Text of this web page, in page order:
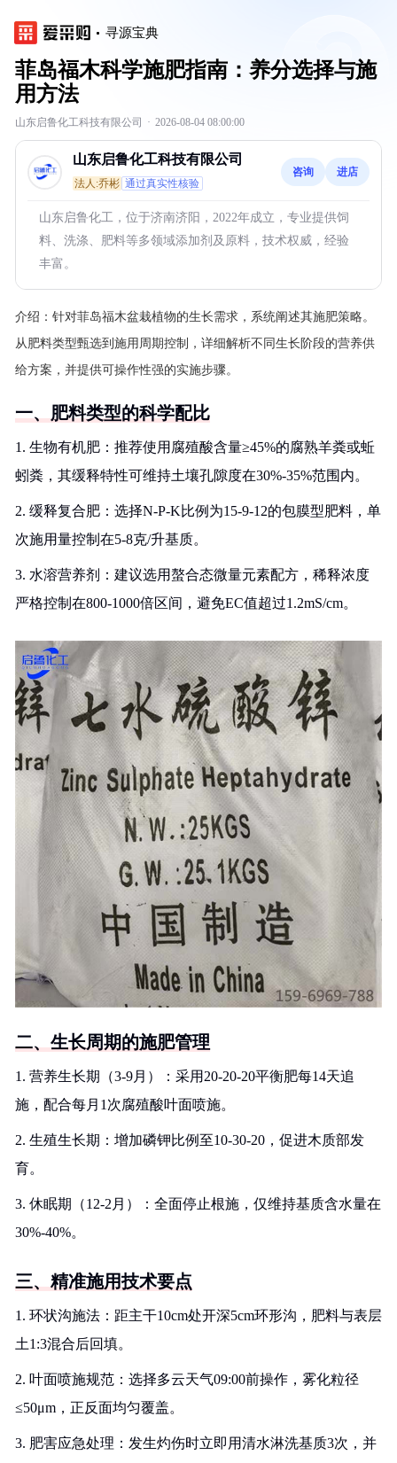
寻源宝典
菲岛福木科学施肥指南：养分选择与施
用方法
山东启鲁化工科技有限公司 · 2026-08-04 08:00:00
山东启鲁化工科技有限公司
法人:乔彬 通过真实性核验
咨询 进店
山东启鲁化工，位于济南济阳，2022年成立，专业提供饲
料、洗涤、肥料等多领域添加剂及原料，技术权威，经验
丰富。
介绍： 针对菲岛福木盆栽植物的生长需求，系统阐述其施肥策略。
从肥料类型甄选到施用周期控制，详细解析不同生长阶段的营养供
给方案，并提供可操作性强的实施步骤。
一、肥料类型的科学配比
1. 生物有机肥：推荐使用腐殖酸含量≥45%的腐熟羊粪或蚯
蚓粪，其缓释特性可维持土壤孔隙度在30%-35%范围内。
2. 缓释复合肥：选择N-P-K比例为15-9-12的包膜型肥料，单
次施用量控制在5-8克/升基质。
3. 水溶营养剂：建议选用螯合态微量元素配方，稀释浓度
严格控制在800-1000倍区间，避免EC值超过1.2mS/cm。
二、生长周期的施肥管理
1. 营养生长期（3-9月）：采用20-20-20平衡肥每14天追
施，配合每月1次腐殖酸叶面喷施。
2. 生殖生长期：增加磷钾比例至10-30-20，促进木质部发
育。
3. 休眠期（12-2月）：全面停止根施，仅维持基质含水量在
30%-40%。
三、精准施用技术要点
1. 环状沟施法：距主干10cm处开深5cm环形沟，肥料与表层
土1:3混合后回填。
2. 叶面喷施规范：选择多云天气09:00前操作，雾化粒径
≤50μm，正反面均匀覆盖。
3. 肥害应急处理：发生灼伤时立即用清水淋洗基质3次，并